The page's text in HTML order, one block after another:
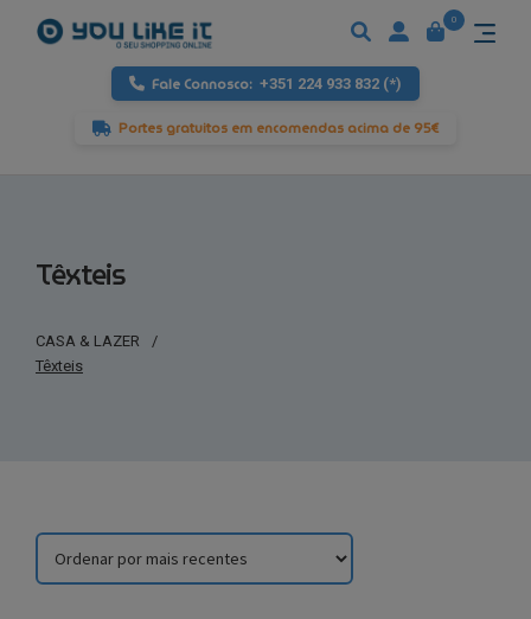
Fale Connosco: +351 224 933 832 (*)
Portes gratuitos em encomendas acima de 95€
0
Têxteis
CASA & LAZER
/
Têxteis